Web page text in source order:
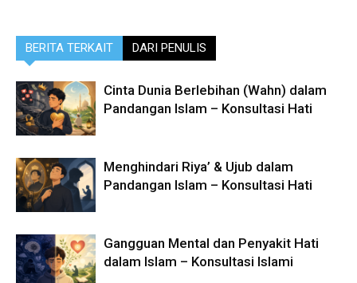
BERITA TERKAIT DARI PENULIS
Cinta Dunia Berlebihan (Wahn) dalam
Pandangan Islam – Konsultasi Hati
Menghindari Riya’ & Ujub dalam
Pandangan Islam – Konsultasi Hati
Gangguan Mental dan Penyakit Hati
dalam Islam – Konsultasi Islami